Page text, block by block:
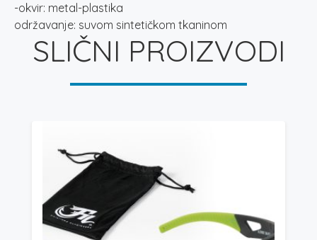
-okvir: metal-plastika
održavanje: suvom sintetičkom tkaninom
SLIČNI PROIZVODI